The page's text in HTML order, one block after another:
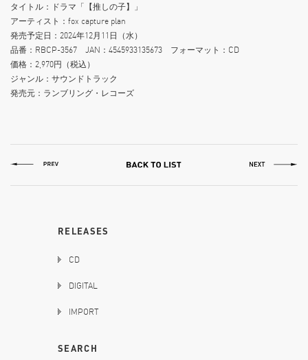
タイトル：ドラマ「【推しの子】」
アーティスト：fox capture plan
発売予定日：2024年12月11日（水）
品番：RBCP-3567 JAN：4545933135673 フォーマット：CD
価格：2,970円（税込）
ジャンル：サウンドトラック
発売元：ランブリング・レコーズ
RELEASES
CD
DIGITAL
IMPORT
SEARCH